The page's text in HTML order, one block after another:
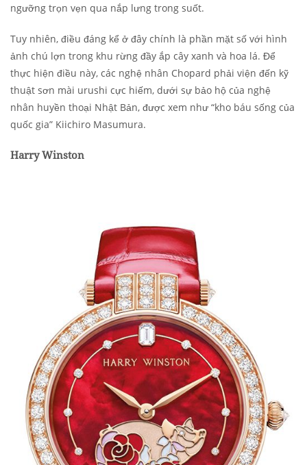
ngưỡng trọn vẹn qua nắp lưng trong suốt.
Tuy nhiên, điều đáng kể ở đây chính là phần mặt số với hình
ảnh chú lợn trong khu rừng đầy ắp cây xanh và hoa lá. Để
thực hiện điều này, các nghệ nhân Chopard phải viện đến kỹ
thuật sơn mài urushi cực hiếm, dưới sự bảo hộ của nghệ
nhân huyền thoại Nhật Bản, được xem như “kho báu sống của
quốc gia” Kiichiro Masumura.
Harry Winston